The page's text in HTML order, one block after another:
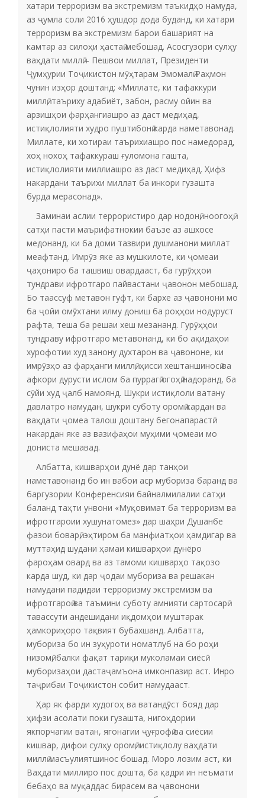
хатари терроризм ва экстремизм таъкидҳо намуда,
аз ҷумла соли 2016 ҳушдор дода буданд, ки хатари
терроризм ва экстремизм барои башарият на
камтар аз силоҳи ҳастаӣ мебошад. Асосгузори сулҳу
ваҳдати миллӣ – Пешвои миллат, Президенти
Ҷумҳурии Тоҷикистон мӯҳтарам Эмомалӣ Раҳмон
чунин изҳор доштанд: «Миллате, ки тафаккури
миллӣ, таъриху адабиёт, забон, расму ойин ва
арзишҳои фарҳангиашро аз даст медиҳад,
истиқлолияти худро пуштибонӣ карда наметавонад.
Миллате, ки хотираи таърихиашро пос намедорад,
хоҳ нохоҳ тафаккураш ғуломона гашта,
истиқлолияти миллиашро аз даст медиҳад. Ҳифз
накардани таърихи миллат ба инкори гузашта
бурда мерасонад».
Заминаи аслии террористиро дар нодонӣ, ноогоҳӣ,
сатҳи пасти маърифатнокии баъзе аз ашхосе
медонанд, ки ба доми тазвири душманони миллат
меафтанд. Имрӯз яке аз мушкилоте, ки ҷомеаи
ҷаҳониро ба ташвиш овардааст, ба гурӯҳҳои
тундрави ифротгаро пайвастани ҷавонон мебошад.
Бо таассуф метавон гуфт, ки бархе аз ҷавонони мо
ба ҷойи омӯхтани илму дониш ба роҳҳои нодуруст
рафта, теша ба решаи хеш мезананд. Гурӯҳҳои
тундраву ифротгаро метавонанд, ки бо ақидаҳои
хурофотии худ занону духтарон ва ҷавононе, ки
имрӯзҳо аз фарҳанги миллӣ, ҳисси хештаншиносӣ ва
афкори дурусти ислом ба пуррагӣ огоҳӣ надоранд, ба
сӯйи худ ҷалб намоянд. Шукри истиқлоли ватану
давлатро намудан, шукри суботу оромӣ кардан ва
ваҳдати ҷомеа талош доштану бегонапарастӣ
накардан яке аз вазифаҳои муҳими ҷомеаи мо
дониста мешавад.
Албатта, кишварҳои дунё дар танҳои
наметавонанд бо ин вабои аср мубориза баранд ва
баргузории Конференсияи байналмилалии сатҳи
баланд таҳти унвони «Муқовимат ба терроризм ва
ифротгароии хушунатомез» дар шаҳри Душанбе
фазои боварӣ, эҳтиром ба манфиатҳои ҳамдигар ва
муттаҳид шудани ҳамаи кишварҳои дунёро
фароҳам овард ва аз тамоми кишварҳо тақозо
карда шуд, ки дар ҷодаи мубориза ва решакан
намудани падидаи терроризму экстремизм ва
ифротгароӣ ва таъмини суботу амнияти сартосарӣ
тавассути андешидани иқдомҳои муштарак
ҳамкориҳоро тақвият бубахшанд. Албатта,
мубориза бо ин зуҳуроти номатлуб на бо роҳи
низомӣ, балки фақат тариқи муколамаи сиёсӣ
муборизаҳои дастаҷамъона имконпазир аст. Инро
таҷрибаи Тоҷикистон собит намудааст.
Ҳар як фарди худогоҳ ва ватандӯст бояд дар
ҳифзи асолати поки гузашта, нигоҳдории
якпорчагии ватан, ягонагии ҷуғрофӣ ва сиёсии
кишвар, дифои сулҳу оромӣ, истиқлолу ваҳдати
миллӣ масъулиятшинос бошад. Моро лозим аст, ки
Ваҳдати миллиро пос дошта, ба қадри ин неъмати
бебаҳо ва муқаддас бирасем ва ҷавонони